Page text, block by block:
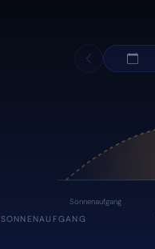
Sonnenaufgang
SONNENAUFGANG